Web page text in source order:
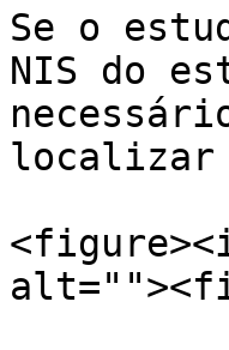
Se o
NIS do
localizar